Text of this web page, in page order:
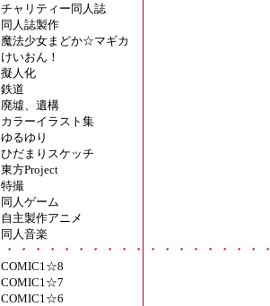
チャリティー同人誌
同人誌製作
魔法少女まどか☆マギカ
けいおん！
擬人化
鉄道
廃墟、遺構
カラーイラスト集
ゆるゆり
ひだまりスケッチ
東方Project
特撮
同人ゲーム
自主製作アニメ
同人音楽
・・・・・・・・・・・・・・・・・・・
COMIC1☆8
COMIC1☆7
COMIC1☆6